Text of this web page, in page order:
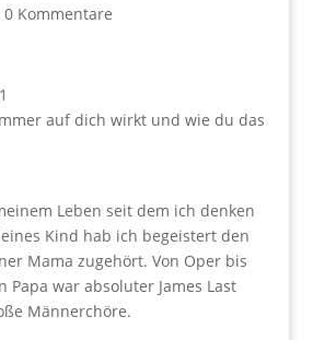
0 Kommentare
Leben seit dem ich denken
Kind hab ich begeistert den
Mama zugehört. Von Oper bis
Papa war absoluter James Last
Männerchöre.